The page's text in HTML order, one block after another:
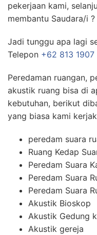
pekerjaan kami,
membantu Saudara/i ?
Jadi tunggu apa lagi
Telepon +62 813 1907
Peredaman ruangan,
akustik ruang bisa di
kebutuhan, berikut
yang biasa kami
peredam suara
Ruang Kedap
Peredam Suara
Peredam Suara
Peredam Suara
Akustik Bioskop
Akustik Gedung
Akustik gereja